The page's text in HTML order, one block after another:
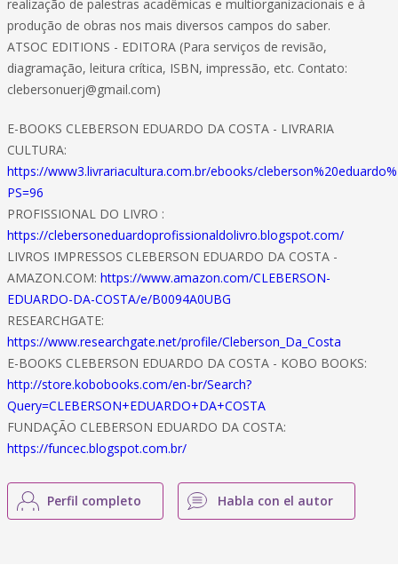
realização de palestras acadêmicas e multiorganizacionais e à
produção de obras nos mais diversos campos do saber.
ATSOC EDITIONS - EDITORA (Para serviços de revisão,
diagramação, leitura crítica, ISBN, impressão, etc. Contato:
clebersonuerj@gmail.com)
E-BOOKS CLEBERSON EDUARDO DA COSTA - LIVRARIA
CULTURA:
https://www3.livrariacultura.com.br/ebooks/
PS=96
PROFISSIONAL DO LIVRO :
https://clebersoneduardoprofissionaldolivro.blogspot.com/
LIVROS IMPRESSOS CLEBERSON EDUARDO DA COSTA -
AMAZON.COM: https://www.amazon.com/CLEBERSON-
EDUARDO-DA-COSTA/e/B0094A0UBG
RESEARCHGATE:
https://www.researchgate.net/profile/Cleberson_Da_Costa
E-BOOKS CLEBERSON EDUARDO DA COSTA - KOBO BOOKS:
http://store.kobobooks.com/en-br/Search?
Query=CLEBERSON+EDUARDO+DA+COSTA
FUNDAÇÃO CLEBERSON EDUARDO DA COSTA:
https://funcec.blogspot.com.br/
Perfil completo Habla con el autor